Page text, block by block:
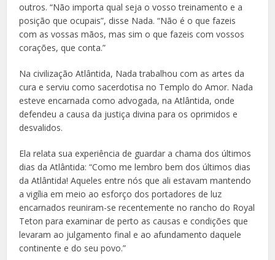
outros. “Não importa qual seja o vosso treinamento e a
posição que ocupais”, disse Nada. “Não é o que fazeis
com as vossas mãos, mas sim o que fazeis com vossos
corações, que conta.”
Na civilização Atlântida, Nada trabalhou com as artes da
cura e serviu como sacerdotisa no Templo do Amor. Nada
esteve encarnada como advogada, na Atlântida, onde
defendeu a causa da justiça divina para os oprimidos e
desvalidos.
Ela relata sua experiência de guardar a chama dos últimos
dias da Atlântida: “Como me lembro bem dos últimos dias
da Atlântida! Aqueles entre nós que ali estavam mantendo
a vigília em meio ao esforço dos portadores de luz
encarnados reuniram-se recentemente no rancho do Royal
Teton para examinar de perto as causas e condições que
levaram ao julgamento final e ao afundamento daquele
continente e do seu povo.”